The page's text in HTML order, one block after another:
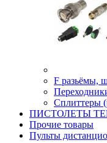
F разьёмы,
Сплиттеры
ПИСТОЛЕТЫ
Прочие товары
Пульты